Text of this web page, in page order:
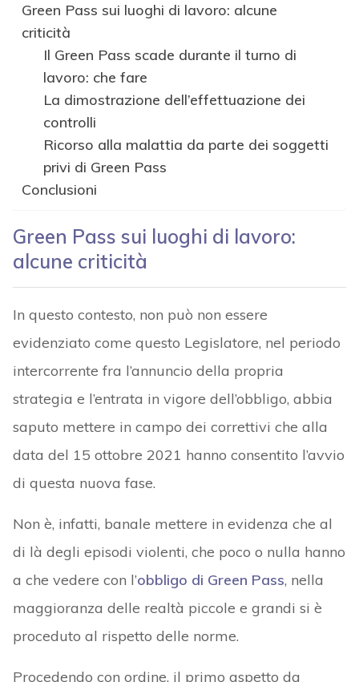
Green Pass sui luoghi di lavoro: alcune
criticità
Il Green Pass scade durante il turno di
lavoro: che fare
La dimostrazione dell’effettuazione dei
controlli
Ricorso alla malattia da parte dei soggetti
privi di Green Pass
Conclusioni
Green Pass sui luoghi di lavoro:
alcune criticità
In questo contesto, non può non essere
evidenziato come questo Legislatore, nel periodo
intercorrente fra l’annuncio della propria
strategia e l’entrata in vigore dell’obbligo, abbia
saputo mettere in campo dei correttivi che alla
data del 15 ottobre 2021 hanno consentito l’avvio
di questa nuova fase.
Non è, infatti, banale mettere in evidenza che al
di là degli episodi violenti, che poco o nulla hanno
a che vedere con l’obbligo di Green Pass, nella
maggioranza delle realtà piccole e grandi si è
proceduto al rispetto delle norme.
Procedendo con ordine, il primo aspetto da